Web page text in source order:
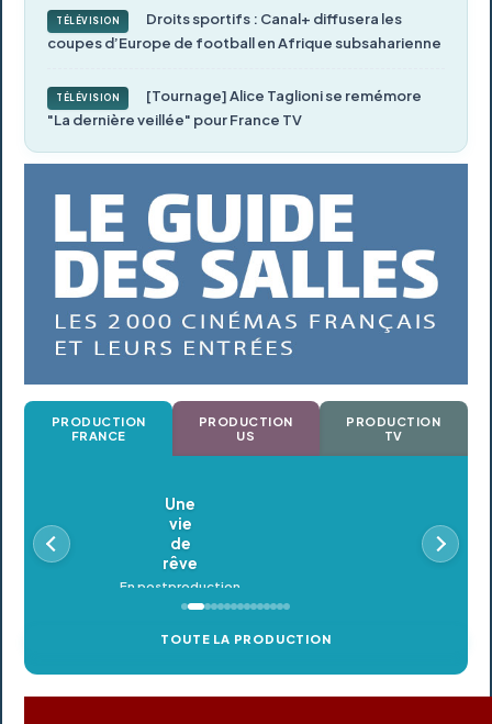
TÉLÉVISION
Droits sportifs : Canal+ diffusera les
coupes d’Europe de football en Afrique subsaharienne
TÉLÉVISION
[Tournage] Alice Taglioni se remémore
"La dernière veillée" pour France TV
PRODUCTION
FRANCE
PRODUCTION
US
PRODUCTION
TV
Oldeupe
En postproduction
TOUTE LA PRODUCTION